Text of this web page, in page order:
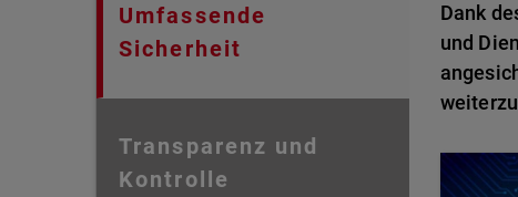
Umfassende
Sicherheit
Transparenz und
Kontrolle
Dank
und